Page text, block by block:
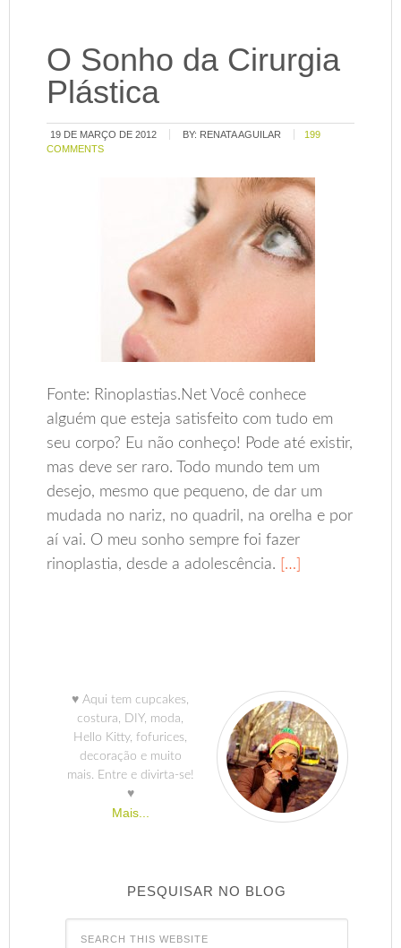
O Sonho da Cirurgia
Plástica
19 DE MARÇO DE 2012 BY: RENATA AGUILAR
199
COMMENTS
Fonte: Rinoplastias.Net Você conhece
alguém que esteja satisfeito com tudo em
seu corpo? Eu não conheço! Pode até existir,
mas deve ser raro. Todo mundo tem um
desejo, mesmo que pequeno, de dar um
mudada no nariz, no quadril, na orelha e por
aí vai. O meu sonho sempre foi fazer
rinoplastia, desde a adolescência. […]
♥ Aqui tem cupcakes,
costura, DIY, moda,
Hello Kitty, fofurices,
decoração e muito
mais. Entre e divirta-se!
♥
Mais...
PESQUISAR NO BLOG